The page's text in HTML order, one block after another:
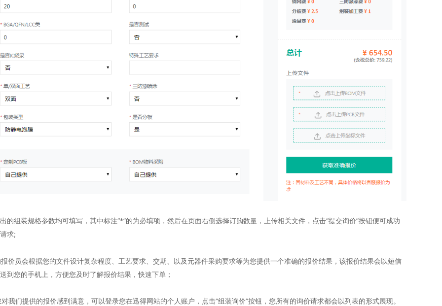
的组装规格参数均可填写，其中标注“*”的为必填项，然后在页面右侧选择订购数量，上传相关文件，点击“提交询价”按钮便可成功
求;
价员会根据您的文件设计复杂程度、工艺要求、交期、以及元器件采购要求等为您提供一个准确的报价结果，该报价结果会以短信
到您的手机上，方便您及时了解报价结果，快速下单；
我们提供的报价感到满意，可以登录您在迅得网站的个人账户，点击“组装询价”按钮，您所有的询价请求都会以列表的形式展现。